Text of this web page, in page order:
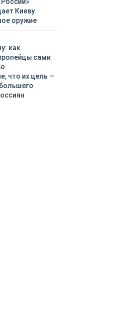
Киеву
оружие
как
сами
что их цель —